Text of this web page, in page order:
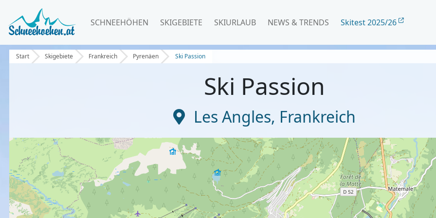
SCHNEEHÖHEN SKIGEBIETE SKIURLAUB NEWS & TRENDS Skitest 2025/26
Start Skigebiete Frankreich Pyrenäen Ski Passion
Ski Passion
Les Angles, Frankreich